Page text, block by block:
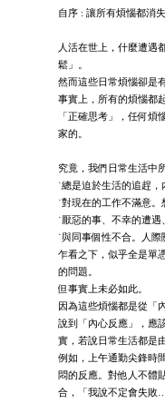
自序 : 讓所有煩惱都消
人活在世上，什麼遭遇
鬆」。
然而這些日常煩惱卻是
事實上，所有的煩惱都
「正確思考」，任何
家的。
究竟，我們日常生活中
˙總是迫於生活的追趕，
˙對現在的工作不滿意。
˙厭惡的事、不幸的遭遇
˙與同事個性不合。人際
乍看之下，似乎全是單
的問題。
但事實上未必如此。
因為這些煩惱都是從「
說到「內心反應」，應
實，若說日常生活都是
例如，上午通勤尖鋒時
悶的反應。對他人不體
合，「我說不定會失敗